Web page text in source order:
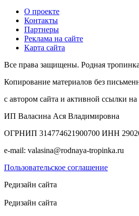
О проекте
Контакты
Партнеры
Реклама на сайте
Карта сайта
Все права защищены. Родная
Копирование материалов без
с автором сайта и активной ссылки на
ИП Валасина Ася Владимировна
ОГРНИП 314774621900700 ИНН
e-mail: valasina@rodnaya-tropinka.ru
Пользовательское соглашение
Редизайн сайта
Редизайн сайта